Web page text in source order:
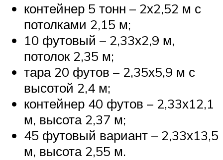
контейнер 5 тонн – 2х2,52 м с
потолками 2,15 м;
10 футовый – 2,33х2,9 м,
потолок 2,35 м;
тара 20 футов – 2,35х5,9 м с
высотой 2,4 м;
контейнер 40 футов – 2,33х12,1
м, высота 2,37 м;
45 футовый вариант – 2,33х13,5
м, высота 2,55 м.